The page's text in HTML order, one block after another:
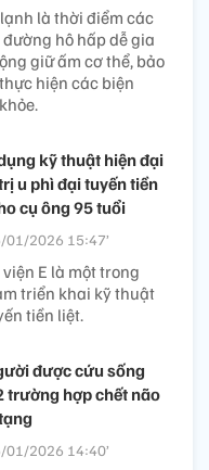
là thời điểm các
hô hấp dễ gia
giữ ấm cơ thể, bảo
hiện các biện
kỹ thuật hiện đại
u phì đại tuyến tiền
cụ ông 95 tuổi
01/2026 15:47’
viện E là một trong
triển khai kỹ thuật
tiền liệt.
được cứu sống
trường hợp chết não
01/2026 14:40’